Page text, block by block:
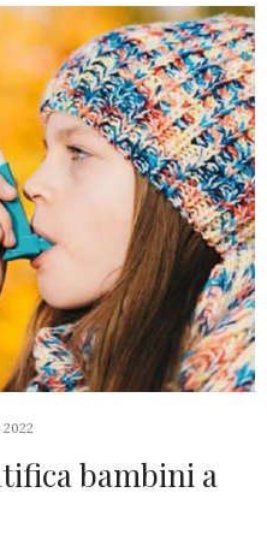
2022
bambini a